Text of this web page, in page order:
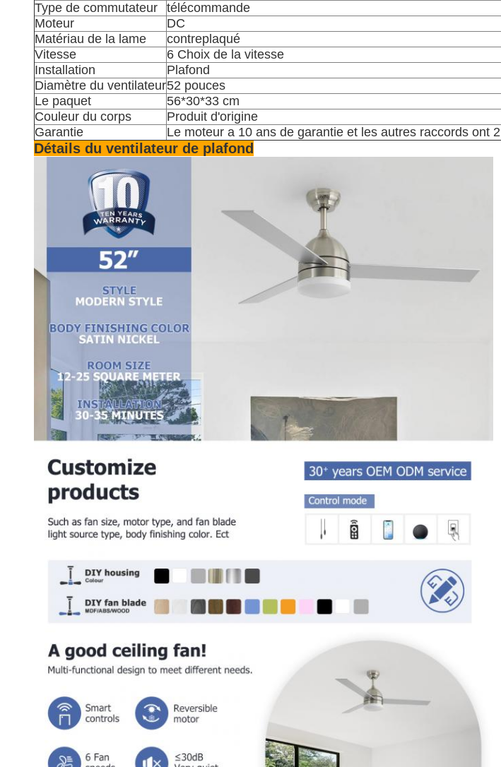
Type de commutateur
télécommande
Moteur
DC
Matériau de la lame
contreplaqué
Vitesse
6 Choix de la vitesse
Installation
Plafond
Diamètre du ventilateur52 pouces
Le paquet
56*30*33 cm
Couleur du corps
Produit d'origine
Garantie
Le moteur a 10 ans de garantie et les autres raccords ont
Détails du ventilateur de plafond